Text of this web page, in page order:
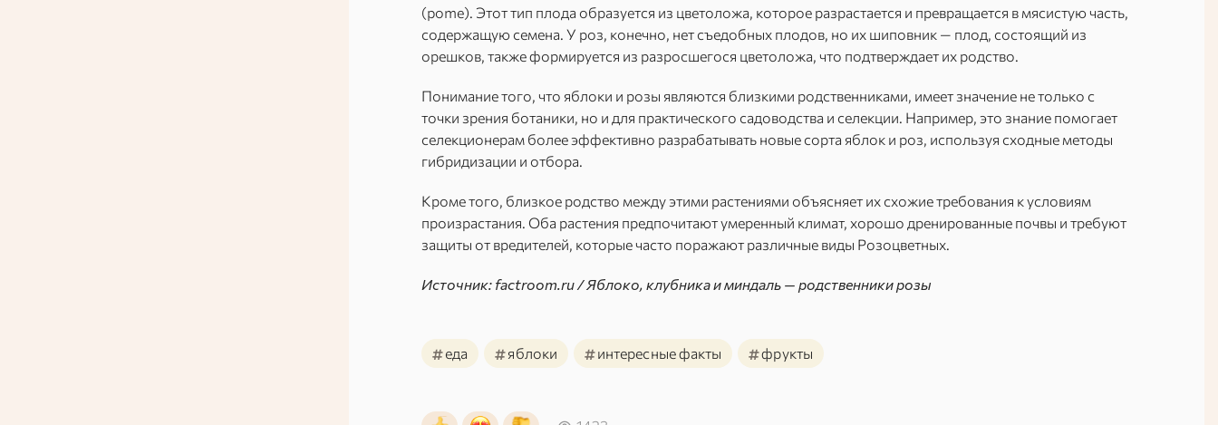
(pome). Этот тип плода образуется из цветоложа, которое разрастается и превращается в мясистую часть,
содержащую семена. У роз, конечно, нет съедобных плодов, но их шиповник — плод, состоящий из
орешков, также формируется из разросшегося цветоложа, что подтверждает их родство.
Понимание того, что яблоки и розы являются близкими родственниками, имеет значение не только с
точки зрения ботаники, но и для практического садоводства и селекции. Например, это знание помогает
селекционерам более эффективно разрабатывать новые сорта яблок и роз, используя сходные методы
гибридизации и отбора.
Кроме того, близкое родство между этими растениями объясняет их схожие требования к условиям
произрастания. Оба растения предпочитают умеренный климат, хорошо дренированные почвы и требуют
защиты от вредителей, которые часто поражают различные виды Розоцветных.
Источник: factroom.ru / Яблоко, клубника и миндаль — родственники розы
#еда #яблоки #интересные факты #фрукты